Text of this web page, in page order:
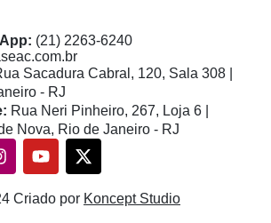
(21) 2263-6240
Sacadura Cabral, 120, Sala 308 |
- RJ
Rua Neri Pinheiro, 267, Loja 6 |
Nova, Rio de Janeiro - RJ
Youtube
X-
twitter
Criado por Koncept Studio